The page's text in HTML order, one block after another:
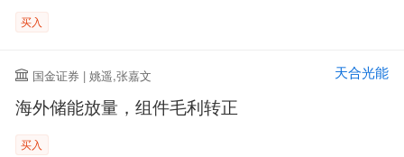
买入
国金证券 | 姚遥,张嘉文 天合光能
海外储能放量，组件毛利转正
买入